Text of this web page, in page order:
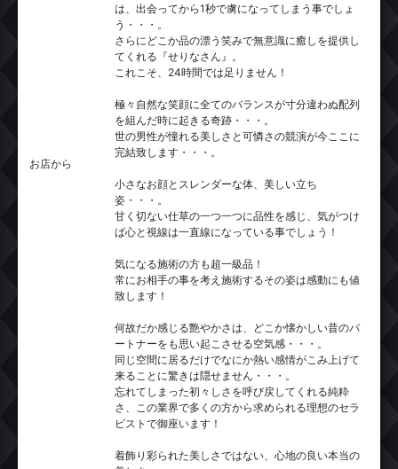
お店から
は、出会ってから1秒で虜になってしまう事でしょ
う・・・。
さらにどこか品の漂う笑みで無意識に癒しを提供し
てくれる『せりなさん』。
これこそ、24時間では足りません！
極々自然な笑顔に全てのバランスが寸分違わぬ配列
を組んだ時に起きる奇跡・・・。
世の男性が憧れる美しさと可憐さの競演が今ここに
完結致します・・・。
小さなお顔とスレンダーな体、美しい立ち
姿・・・。
甘く切ない仕草の一つ一つに品性を感じ、気がつけ
ば心と視線は一直線になっている事でしょう！
気になる施術の方も超一級品！
常にお相手の事を考え施術するその姿は感動にも値
致します！
何故だか感じる艶やかさは、どこか懐かしい昔のパ
ートナーをも思い起こさせる空気感・・・。
同じ空間に居るだけでなにか熱い感情がこみ上げて
来ることに驚きは隠せません・・・。
忘れてしまった初々しさを呼び戻してくれる純粋
さ、この業界で多くの方から求められる理想のセラ
ピストで御座います！
着飾り彩られた美しさではない、心地の良い本当の